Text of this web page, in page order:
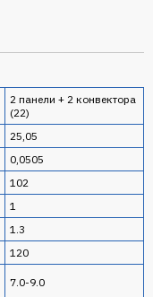
2 панели + 2 конвектора
(22)
25,05
0,0505
102
1
1.3
120
7.0-9.0